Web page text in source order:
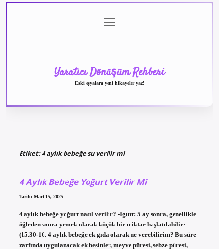
menüyü
aç
Yaratıcı Dönüşüm Rehberi
Eski eşyalara yeni hikayeler yaz!
Etiket:4 aylık bebeğe su verilir mi
4 Aylık Bebeğe Yoğurt Verilir Mi
Tarih: Mart 15, 2025
4 aylık bebeğe yoğurt nasıl verilir? -Igurt: 5 ay sonra, genellikle
öğleden sonra yemek olarak küçük bir miktar başlatılabilir:
(15.30-16. 4 aylık bebeğe ek gıda olarak ne verebilirim? Bu süre
zarfında uygulanacak ek besinler, meyve püresi, sebze püresi,